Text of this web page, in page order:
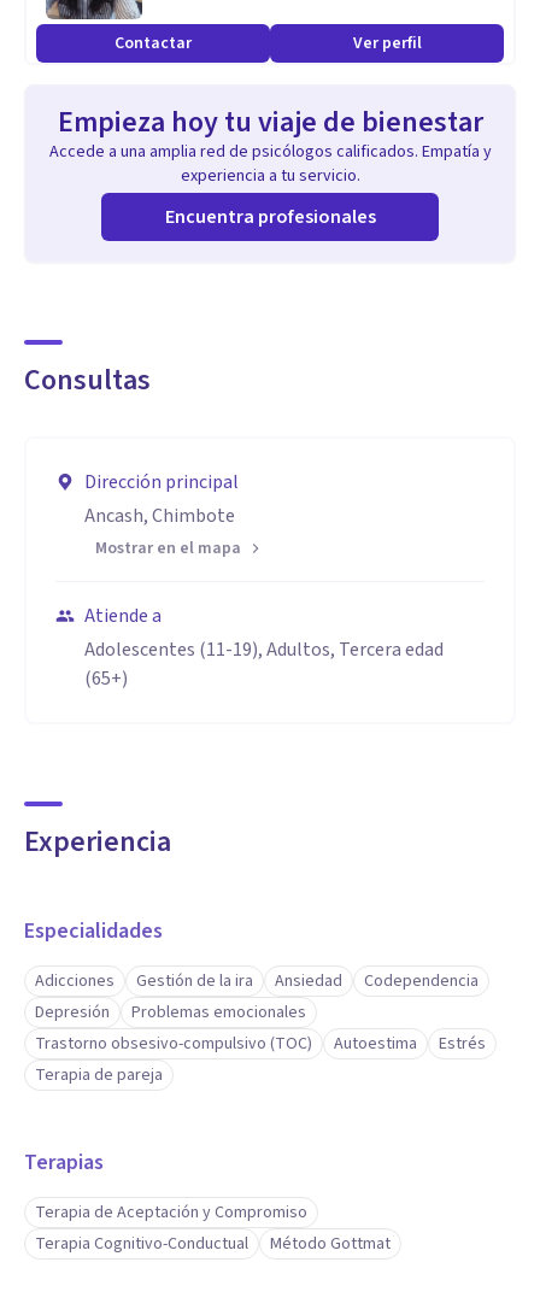
Contactar Ver perfil
Empieza hoy tu viaje de bienestar
Accede a una amplia red de psicólogos calificados. Empatía y
experiencia a tu servicio.
Encuentra profesionales
Consultas
Dirección principal
Ancash, Chimbote
Mostrar en el mapa
Atiende a
Adolescentes (11-19), Adultos, Tercera edad
(65+)
Experiencia
Especialidades
Adicciones Gestión de la ira Ansiedad
Codependencia
Depresión
Problemas emocionales
Trastorno obsesivo-compulsivo (TOC)
Autoestima
Estrés
Terapia de pareja
Terapias
Terapia de Aceptación y Compromiso
Terapia Cognitivo-Conductual
Método Gottmat